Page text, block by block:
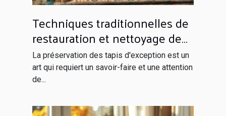
Techniques traditionnelles de
restauration et nettoyage de
tapis d'exception
La préservation des tapis d'exception est un
art qui requiert un savoir-faire et une attention
de...